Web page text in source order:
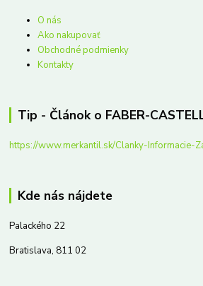
O nás
Ako nakupovať
Obchodné podmienky
Kontakty
Tip - Článok o FABER-
https://www.merkantil.sk/Clanky-Informacie-
Kde nás nájdete
Palackého 22
Bratislava, 811 02